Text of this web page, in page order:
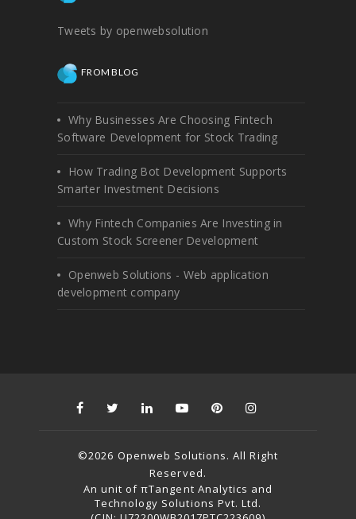
Tweets by openwebsolution
FROM BLOG
Why Businesses Are Choosing Fintech
Software Development for Stock Trading
How Trading Bot Development Supports
Smarter Investment Decisions
Why Fintech Companies Are Investing in
Custom Stock Screener Development
Openweb Solutions - Web application
development company
©2026 Openweb Solutions. All Right
Reserved.
An unit of πTangent Analytics and
Technology Solutions Pvt. Ltd.